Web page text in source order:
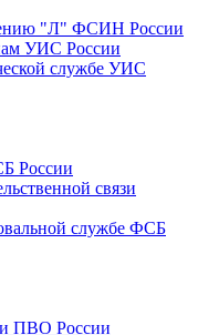
"Л" ФСИН России
УИС России
службе УИС
России
связи
службе ФСБ
ПВО России